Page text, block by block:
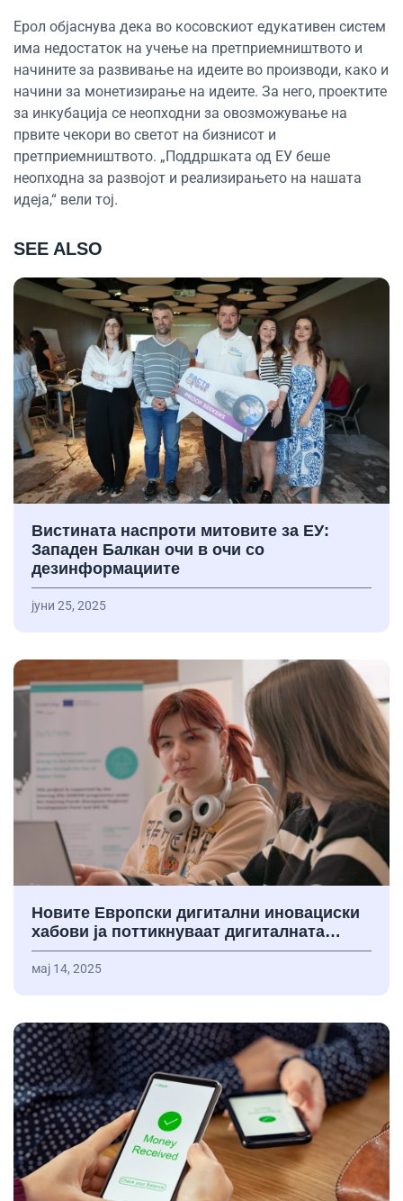
Ерол објаснува дека во косовскиот едукативен систем
има недостаток на учење на претприемништвото и
начините за развивање на идеите во производи, како и
начини за монетизирање на идеите. За него, проектите
за инкубација се неопходни за овозможување на
првите чекори во светот на бизнисот и
претприемништвото. „Поддршката од ЕУ беше
неопходна за развојот и реализирањето на нашата
идеја,“ вели тој.
SEE ALSO
Вистината наспроти митовите за ЕУ:
Западен Балкан очи в очи со
дезинформациите
јуни 25, 2025
Новите Европски дигитални иновациски
хабови ја поттикнуваат дигиталната…
мај 14, 2025